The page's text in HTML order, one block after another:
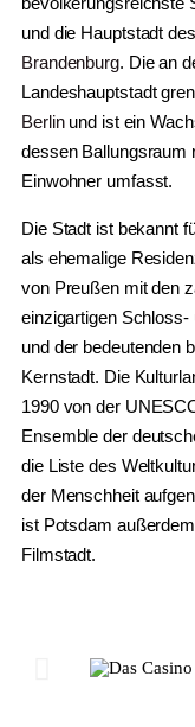
und die Hauptstadt des
Brandenburg. Die an
Landeshauptstadt
Berlinund ist ein
dessen Ballungsraum
Einwohner umfasst.
Die Stadt ist bekannt
als ehemalige
von Preußen mit den
einzigartigen Schloss-
und der bedeutenden
Kernstadt. Die
1990 von der
Ensemble der
die Liste des
der Menschheit
ist Potsdam
Filmstadt.